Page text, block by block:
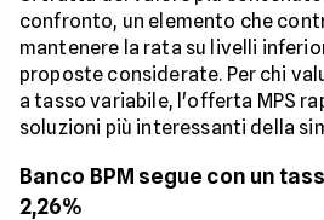
confronto, un elemento che
mantenere la rata su livelli
proposte considerate. Per chi
a tasso variabile, l'offerta MPS
soluzioni più interessanti della
Banco BPM segue con un
2,26%